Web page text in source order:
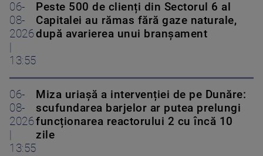
06-
08-
2026
13:55
Peste 500 de clienți din Sectorul 6 al
Capitalei au rămas fără gaze naturale,
după avarierea unui branșament
06-
08-
2026
13:55
Miza uriașă a intervenției de pe Dunăre:
scufundarea barjelor ar putea prelungi
funcționarea reactorului 2 cu încă 10
zile